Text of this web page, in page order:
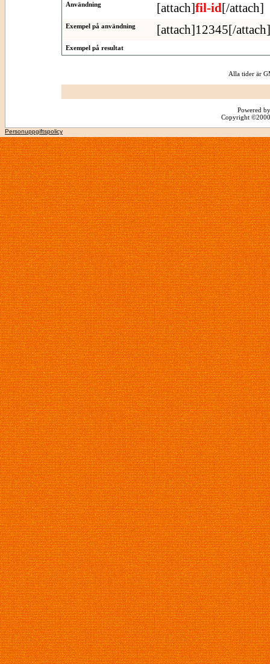
Användning [attach]fil-id[/attach]
Exempel på användning [attach]12345[/attach]
Exempel på resultat
Alla tider är
Powered
Copyright
Personuppgiftspolicy